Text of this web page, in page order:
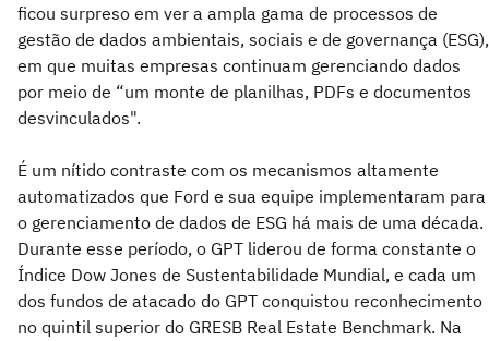
ficou surpreso em ver a ampla gama de processos de
gestão de dados ambientais, sociais e de governança (ESG),
em que muitas empresas continuam gerenciando dados
por meio de “um monte de planilhas, PDFs e documentos
desvinculados".
É um nítido contraste com os mecanismos altamente
automatizados que Ford e sua equipe implementaram para
o gerenciamento de dados de ESG há mais de uma década.
Durante esse período, o GPT liderou de forma constante o
Índice Dow Jones de Sustentabilidade Mundial, e cada um
dos fundos de atacado do GPT conquistou reconhecimento
no quintil superior do GRESB Real Estate Benchmark. Na